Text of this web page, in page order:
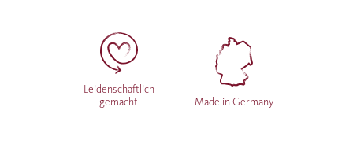
Leidenschaftlich
gemacht
Made in Germany